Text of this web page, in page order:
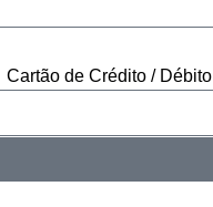
Cartão de Crédito / Débito